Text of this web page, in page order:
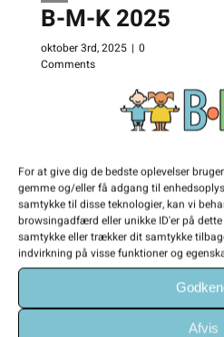
For at give dig de bedste oplevelser
gemme og/eller få adgang til
samtykke til disse teknologier, kan vi
browsingadfærd eller unikke ID'er på
samtykke eller trækker dit samtykke
indvirkning på visse funktioner og
Afvis
B-M-K 2025
oktober 3rd, 2025 | 0
Comments